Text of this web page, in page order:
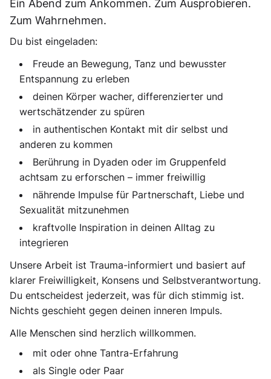
Ein Abend zum Ankommen. Zum Ausprobieren.
Zum Wahrnehmen.
Du bist eingeladen:
Freude an Bewegung, Tanz und bewusster
Entspannung zu erleben
deinen Körper wacher, differenzierter und
wertschätzender zu spüren
in authentischen Kontakt mit dir selbst und
anderen zu kommen
Berührung in Dyaden oder im Gruppenfeld
achtsam zu erforschen – immer freiwillig
nährende Impulse für Partnerschaft, Liebe und
Sexualität mitzunehmen
kraftvolle Inspiration in deinen Alltag zu
integrieren
Unsere Arbeit ist Trauma-informiert und basiert auf
klarer Freiwilligkeit, Konsens und Selbstverantwortung.
Du entscheidest jederzeit, was für dich stimmig ist.
Nichts geschieht gegen deinen inneren Impuls.
Alle Menschen sind herzlich willkommen.
mit oder ohne Tantra-Erfahrung
als Single oder Paar